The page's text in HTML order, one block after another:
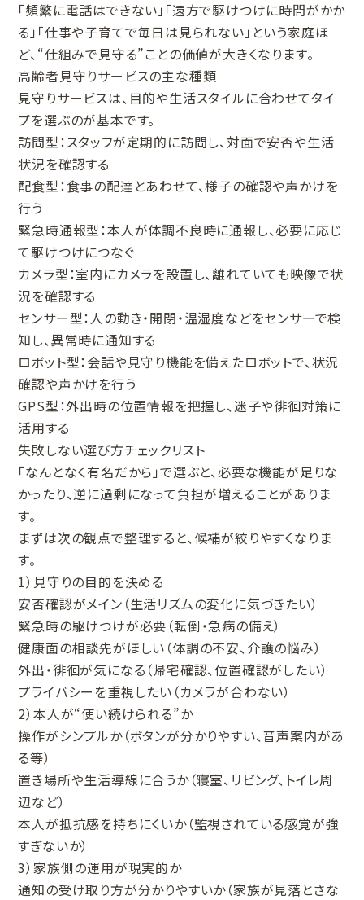
「頻繁に電話はできない」「遠方で駆けつけに時間がかか
る」「仕事や子育てで毎日は見られない」という家庭ほ
ど、“仕組みで見守る”ことの価値が大きくなります。
高齢者見守りサービスの主な種類
見守りサービスは、目的や生活スタイルに合わせてタイ
プを選ぶのが基本です。
訪問型：スタッフが定期的に訪問し、対面で安否や生活
状況を確認する
配食型：食事の配達とあわせて、様子の確認や声かけを
行う
緊急時通報型：本人が体調不良時に通報し、必要に応じ
て駆けつけにつなぐ
カメラ型：室内にカメラを設置し、離れていても映像で状
況を確認する
センサー型：人の動き・開閉・温湿度などをセンサーで検
知し、異常時に通知する
ロボット型：会話や見守り機能を備えたロボットで、状況
確認や声かけを行う
GPS型：外出時の位置情報を把握し、迷子や徘徊対策に
活用する
失敗しない選び方チェックリスト
「なんとなく有名だから」で選ぶと、必要な機能が足りな
かったり、逆に過剰になって負担が増えることがありま
す。
まずは次の観点で整理すると、候補が絞りやすくなりま
す。
1）見守りの目的を決める
安否確認がメイン（生活リズムの変化に気づきたい）
緊急時の駆けつけが必要（転倒・急病の備え）
健康面の相談先がほしい（体調の不安、介護の悩み）
外出・徘徊が気になる（帰宅確認、位置確認がしたい）
プライバシーを重視したい（カメラが合わない）
2）本人が“使い続けられる”か
操作がシンプルか（ボタンが分かりやすい、音声案内があ
る等）
置き場所や生活導線に合うか（寝室、リビング、トイレ周
辺など）
本人が抵抗感を持ちにくいか（監視されている感覚が強
すぎないか）
3）家族側の運用が現実的か
通知の受け取り方が分かりやすいか（家族が見落とさな